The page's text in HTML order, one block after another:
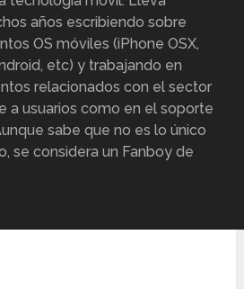
años escribiendo sobre
OS móviles (iPhone OSX,
etc) y trabajando en
relacionados con el sector
a usuarios como en el soporte
sabe que no es lo único
se considera un Fanboy de